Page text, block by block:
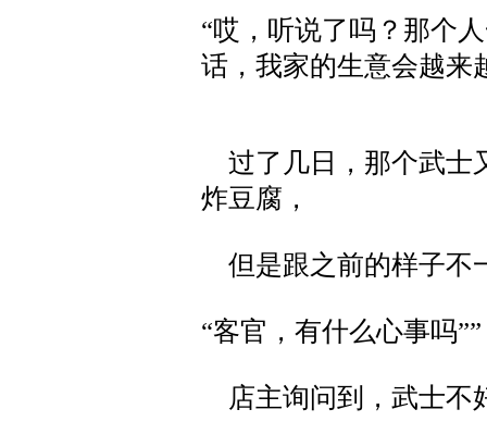
“哎，听说了吗？那个
话，我家的生意会越来
过了几日，那个武士
炸豆腐，
但是跟之前的样子不
“客官，有什么心事吗””
店主询问到，武士不